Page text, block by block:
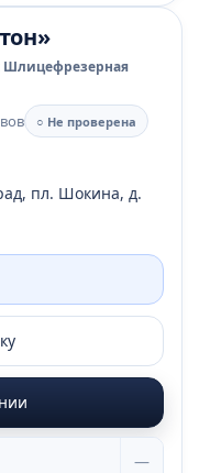
○ Не проверена
пл. Шокина, д.
—